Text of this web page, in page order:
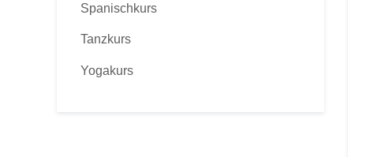
Spanischkurs
Tanzkurs
Yogakurs